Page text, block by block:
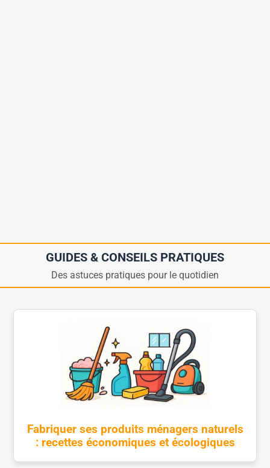
GUIDES & CONSEILS PRATIQUES
Des astuces pratiques pour le quotidien
Fabriquer ses produits ménagers naturels
: recettes économiques et écologiques